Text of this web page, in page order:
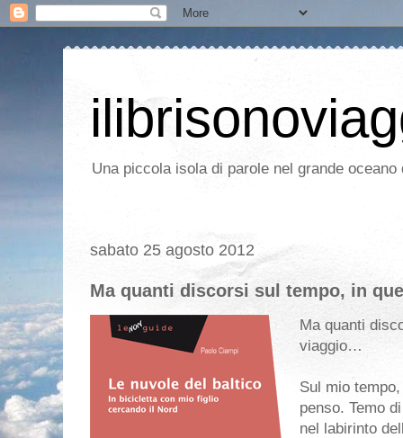
Una piccola isola di parole nel grande
sabato 25 agosto 2012
Ma quanti discorsi sul tempo, in
Ma quanti
viaggio…
Sul mio
penso. Temo
nel labirinto